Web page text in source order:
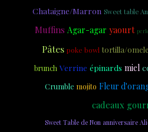
Chataigne/Marron Sweet table
Muffins Agar-agar yaourt
Pâtes poke bowl tortilla/
brunch Verrine épinards miel
Crumble mojito Fleur
cadeaux
Sweet Table de Non anniversaire